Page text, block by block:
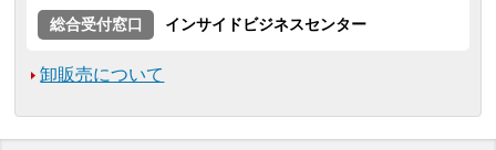
総合受付窓口
インサイドビジネスセンター
卸販売について